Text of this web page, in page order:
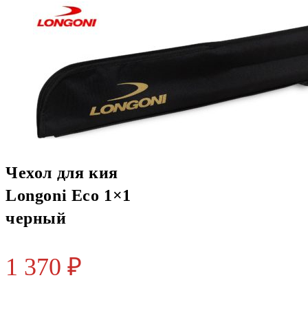
Чехол для кия
Longoni Eco 1×1
черный
1 370 ₽